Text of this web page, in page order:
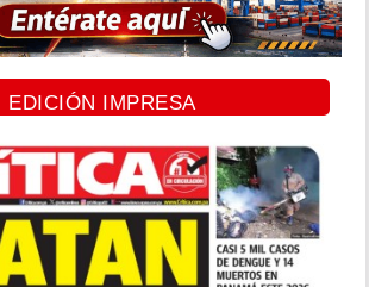
EDICIÓN IMPRESA